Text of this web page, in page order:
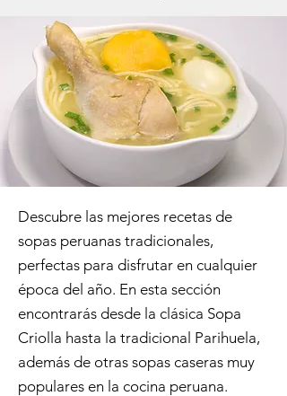
Descubre las mejores recetas de
sopas peruanas tradicionales,
perfectas para disfrutar en cualquier
época del año. En esta sección
encontrarás desde la clásica Sopa
Criolla hasta la tradicional Parihuela,
además de otras sopas caseras muy
populares en la cocina peruana.